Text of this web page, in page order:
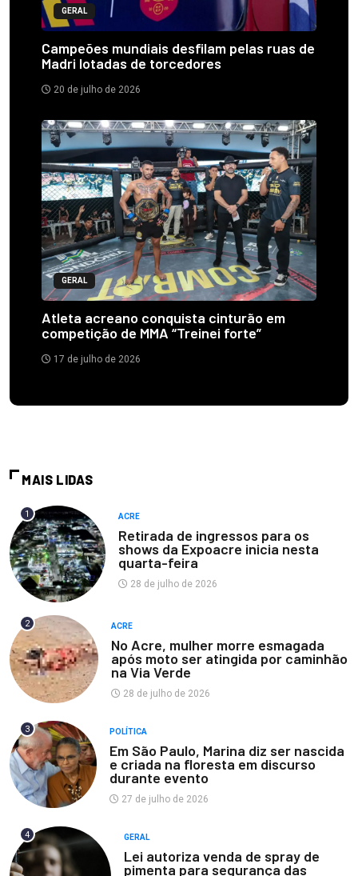
GERAL
Campeões mundiais desfilam pelas ruas de
Madri lotadas de torcedores
20 de julho de 2026
GERAL
Atleta acreano conquista cinturão em
competição de MMA “Treinei forte”
17 de julho de 2026
MAIS LIDAS
1 ACRE
Retirada de ingressos para os
shows da Expoacre inicia nesta
quarta-feira
28 de julho de 2026
2 ACRE
No Acre, mulher morre esmagada
após moto ser atingida por caminhão
na Via Verde
28 de julho de 2026
3 POLÍTICA
Em São Paulo, Marina diz ser nascida
e criada na floresta em discurso
durante evento
27 de julho de 2026
4 GERAL
Lei autoriza venda de spray de
pimenta para segurança das